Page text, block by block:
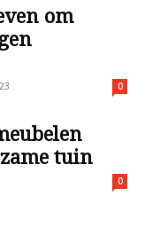
om
0
tuin
0